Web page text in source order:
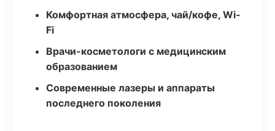
Комфортная атмосфера, чай/кофе, Wi-
Fi
Врачи-косметологи с медицинским
образованием
Современные лазеры и аппараты
последнего поколения